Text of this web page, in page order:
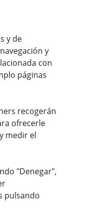
y de
y
con
páginas
recogerán
ofrecerle
medir el
"Denegar",
pulsando
país